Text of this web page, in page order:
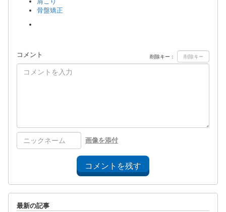
骨盤矯正
コメント 削除キー：
画像を添付
コメントを残す
最新の記事